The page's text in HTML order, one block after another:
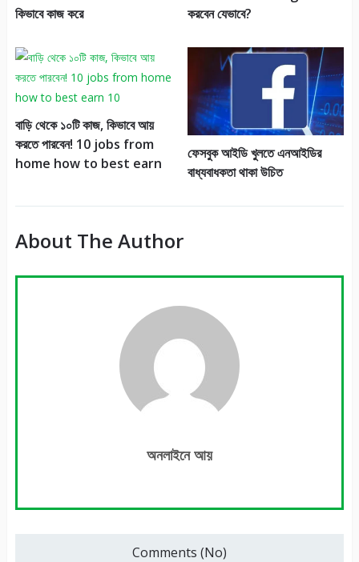
কিভাবে কাজ করে
করবেন যেভাবে?
বাড়ি থেকে ১০টি কাজ, কিভাবে আয়
করতে পারবেন! 10 jobs from
home how to best earn
ফেসবুক আইডি খুলতে এনআইডির
বাধ্যবাধকতা থাকা উচিত
About The Author
অনলাইনে আয়
Comments (No)